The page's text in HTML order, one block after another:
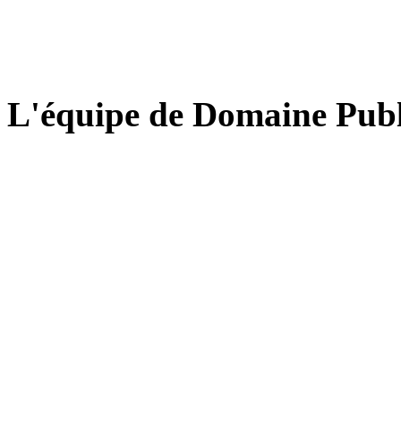
L'équipe de Domaine